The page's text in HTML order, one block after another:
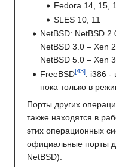
Fedora 14, 15,
SLES 10, 11
NetBSD: NetBSD
NetBSD 3.0 – Xen
NetBSD 5.0 – Xen
FreeBSD
: i386 -
пока только в
Порты других
также находятся в
этих операционных
официальные порты
NetBSD).